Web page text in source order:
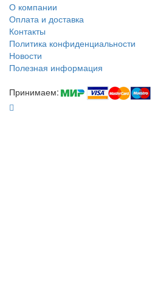
О компании
Оплата и доставка
Контакты
Политика конфиденциальности
Новости
Полезная информация
Принимаем: